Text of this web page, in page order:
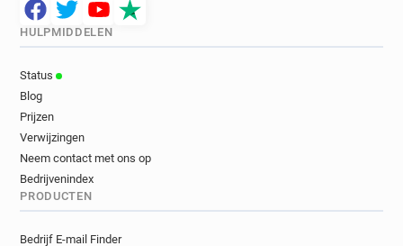
HULPMIDDELEN
Status
Blog
Prijzen
Verwijzingen
Neem contact met ons op
Bedrijvenindex
PRODUCTEN
Bedrijf E-mail Finder